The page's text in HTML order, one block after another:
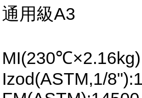
通用級A3
Izod(ASTM,1/